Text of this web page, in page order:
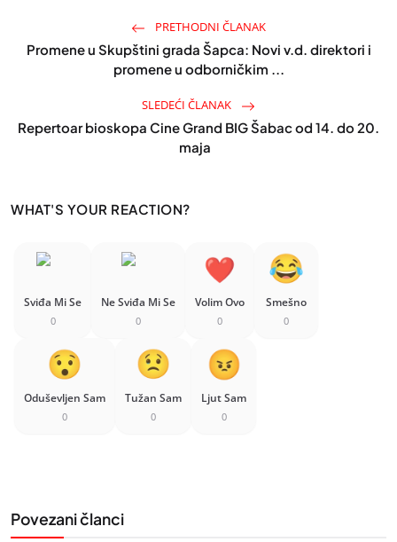
PRETHODNI ČLANAK
Promene u Skupštini grada Šapca: Novi v.d. direktori i
promene u odborničkim ...
SLEDEĆI ČLANAK
Repertoar bioskopa Cine Grand BIG Šabac od 14. do 20.
maja
WHAT'S YOUR REACTION?
Sviđa Mi Se
0
Ne Sviđa Mi Se
0
Volim Ovo
0
Smešno
0
Oduševljen Sam
0
Tužan Sam
0
Ljut Sam
0
Povezani članci